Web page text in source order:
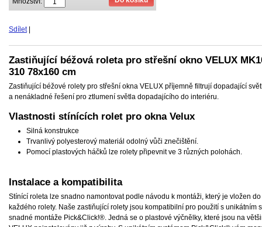
Sdílet
Zastiňující béžová roleta pro střešní okno VELUX
310 78x160 cm
Zastiňující béžové rolety pro střešní okna VELUX příjemně filtrují dopadající
a nenákladné řešení pro ztlumení světla dopadajícího do interiéru.
Vlastnosti stínících rolet pro okna Velux
Silná konstrukce
Trvanlivý polyesterový materiál odolný vůči znečištění.
Pomocí plastových háčků lze rolety připevnit ve 3 různých polohách.
Instalace a kompatibilita
Stínící roleta lze snadno namontovat podle návodu k montáži, který je vložen
každého rolety. Naše zastiňující rolety jsou kompatibilní pro použití s unikátním
snadné montáže Pick&Click!®. Jedná se o plastové výčnělky, které jsou na